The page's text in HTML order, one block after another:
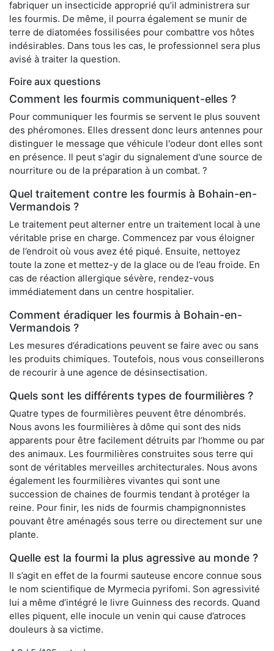
fabriquer un insecticide approprié qu’il administrera sur
les fourmis. De même, il pourra également se munir de
terre de diatomées fossilisées pour combattre vos hôtes
indésirables. Dans tous les cas, le professionnel sera plus
avisé à traiter la question.
Foire aux questions
Comment les fourmis communiquent-elles ?
Pour communiquer les fourmis se servent le plus souvent
des phéromones. Elles dressent donc leurs antennes pour
distinguer le message que véhicule l'odeur dont elles sont
en présence. Il peut s'agir du signalement d'une source de
nourriture ou de la préparation à un combat. ?
Quel traitement contre les fourmis à Bohain-en-
Vermandois ?
Le traitement peut alterner entre un traitement local à une
véritable prise en charge. Commencez par vous éloigner
de l’endroit où vous avez été piqué. Ensuite, nettoyez
toute la zone et mettez-y de la glace ou de l’eau froide. En
cas de réaction allergique sévère, rendez-vous
immédiatement dans un centre hospitalier.
Comment éradiquer les fourmis à Bohain-en-
Vermandois ?
Les mesures d’éradications peuvent se faire avec ou sans
les produits chimiques. Toutefois, nous vous conseillerons
de recourir à une agence de désinsectisation.
Quels sont les différents types de fourmilières ?
Quatre types de fourmilières peuvent être dénombrés.
Nous avons les fourmilières à dôme qui sont des nids
apparents pour être facilement détruits par l’homme ou par
des animaux. Les fourmilières construites sous terre qui
sont de véritables merveilles architecturales. Nous avons
également les fourmilières vivantes qui sont une
succession de chaines de fourmis tendant à protéger la
reine. Pour finir, les nids de fourmis champignonnistes
pouvant être aménagés sous terre ou directement sur une
plante.
Quelle est la fourmi la plus agressive au monde ?
Il s’agit en effet de la fourmi sauteuse encore connue sous
le nom scientifique de Myrmecia pyrifomi. Son agressivité
lui a même d’intégré le livre Guinness des records. Quand
elles piquent, elle inocule un venin qui cause d’atroces
douleurs à sa victime.